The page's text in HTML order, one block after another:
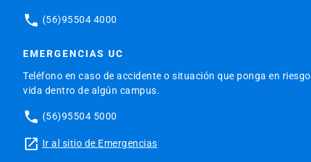
phone (56)95504 4000
EMERGENCIAS UC
Teléfono en caso de accidente o situación que ponga en
vida dentro de algún campus.
phone (56)95504 5000
launch Ir al sitio de Emergencias